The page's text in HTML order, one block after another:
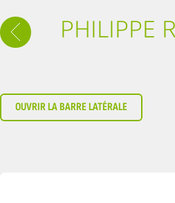
PHILIPPE
OUVRIR LA BARRE LATÉRALE